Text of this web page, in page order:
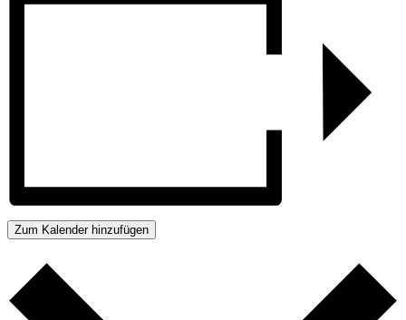
Zum Kalender hinzufügen